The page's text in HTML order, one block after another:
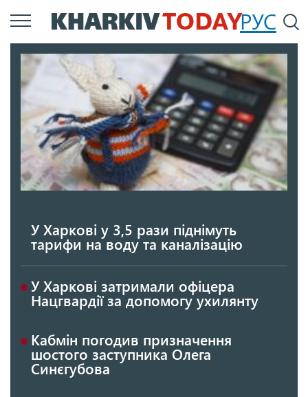
Перейти
до
вмісту
РУС
У Харкові у 3,5 рази піднімуть
тарифи на воду та каналізацію
У Харкові затримали офіцера
Нацгвардії за допомогу ухилянту
Кабмін погодив призначення
шостого заступника Олега
Синєгубова